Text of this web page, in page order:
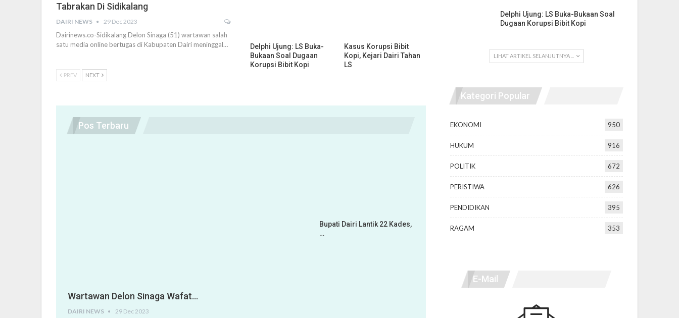
Tabrakan Di Sidikalang
DAIRI NEWS 29 Dec 2023
Dairinews.co-Sidikalang Delon Sinaga (51) wartawan salah
satu media online bertugas di Kabupaten Dairi meninggal…
Delphi Ujung: LS Buka-
Bukaan Soal Dugaan
Korupsi Bibit Kopi
Kasus Korupsi Bibit
Kopi, Kejari Dairi Tahan
LS
PREV NEXT
Pos Terbaru
Wartawan Delon Sinaga Wafat…
DAIRI NEWS 29 Dec 2023
Bupati Dairi Lantik 22 Kades,
…
Delphi Ujung: LS Buka-Bukaan Soal
Dugaan Korupsi Bibit Kopi
LIHAT ARTIKEL SELANJUTNYA ...
Kategori Popular
EKONOMI 950
HUKUM 916
POLITIK 672
PERISTIWA 626
PENDIDIKAN 395
RAGAM 353
E-Mail